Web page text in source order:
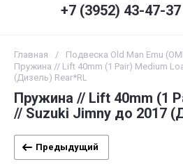
+7 (3952) 43-47-37
Главная / Подвеска Old Man Emu
Пружина // Lift 40mm (1 Pair) Medium
(Дизель) Rear*RL
Пружина // Lift 40mm (1
// Suzuki Jimny до 2017
Предыдущий